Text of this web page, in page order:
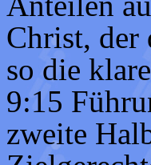
Christ, der
so die
9:15
zweite